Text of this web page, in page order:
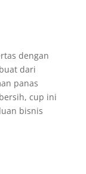
dengan
dari
panas
cup ini
bisnis